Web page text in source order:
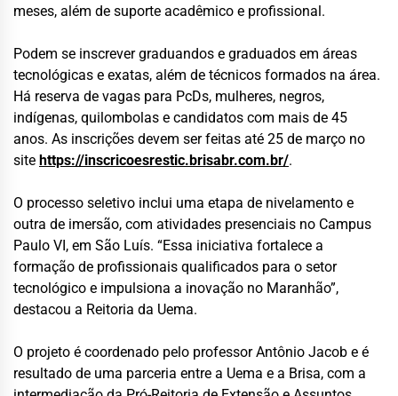
meses, além de suporte acadêmico e profissional.
Podem se inscrever graduandos e graduados em áreas
tecnológicas e exatas, além de técnicos formados na área.
Há reserva de vagas para PcDs, mulheres, negros,
indígenas, quilombolas e candidatos com mais de 45
anos. As inscrições devem ser feitas até 25 de março no
site https://inscricoesrestic.brisabr.com.br/.
O processo seletivo inclui uma etapa de nivelamento e
outra de imersão, com atividades presenciais no Campus
Paulo VI, em São Luís. “Essa iniciativa fortalece a
formação de profissionais qualificados para o setor
tecnológico e impulsiona a inovação no Maranhão”,
destacou a Reitoria da Uema.
O projeto é coordenado pelo professor Antônio Jacob e é
resultado de uma parceria entre a Uema e a Brisa, com a